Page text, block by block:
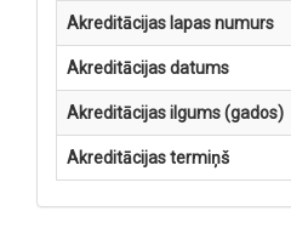
Akreditācijas lapas numurs
Akreditācijas datums
Akreditācijas ilgums (gados)
Akreditācijas termiņš